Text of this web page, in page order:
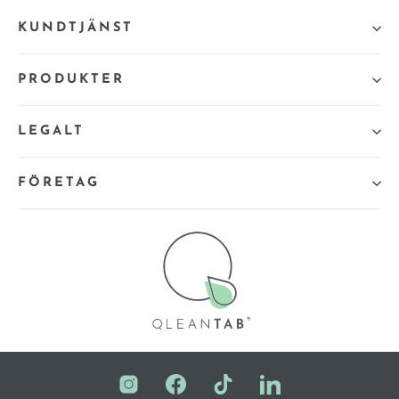
KUNDTJÄNST
PRODUKTER
LEGALT
FÖRETAG
InstagramFacebookTikTok